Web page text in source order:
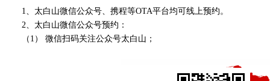
1、太白山微信公众号、携程等OTA平台均可线上预约。
2、太白山微信公众号预约：
（1） 微信扫码关注公众号太白山；